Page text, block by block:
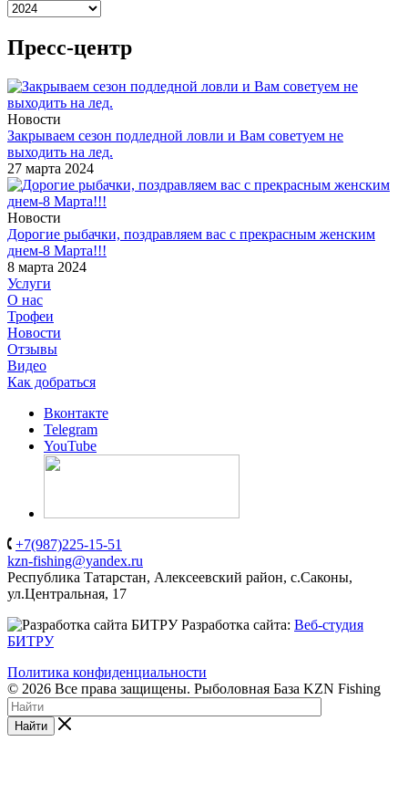
Пресс-центр
Новости
Закрываем сезон подледной ловли и Вам советуем не
выходить на лед.
27 марта 2024
Новости
Дорогие рыбачки, поздравляем вас с прекрасным женским
днем-8 Марта!!!
8 марта 2024
Услуги
О нас
Трофеи
Новости
Отзывы
Видео
Как добраться
Вконтакте
Telegram
YouTube
+7(987)225-15-51
kzn-fishing@yandex.ru
Республика Татарстан, Алексеевский район, с.Саконы,
ул.Центральная, 17
Разработка сайта: Веб-студия
БИТРУ
Политика конфиденциальности
© 2026 Все права защищены. Рыболовная База KZN Fishing
Найти